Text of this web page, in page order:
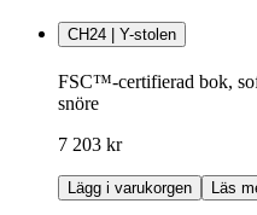
CH24 | Y-stolen
FSC™-certifierad bok,
snöre
7 203 kr
Lägg i varukorgen Läs